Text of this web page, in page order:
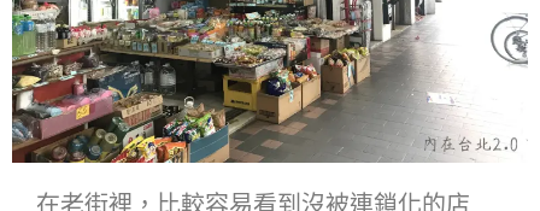
在老街裡，比較容易看到沒被連鎖化的店